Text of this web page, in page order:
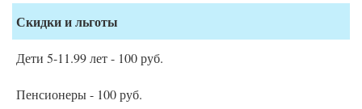
Скидки и льготы
Дети 5-11.99 лет - 100 руб.
Пенсионеры - 100 руб.